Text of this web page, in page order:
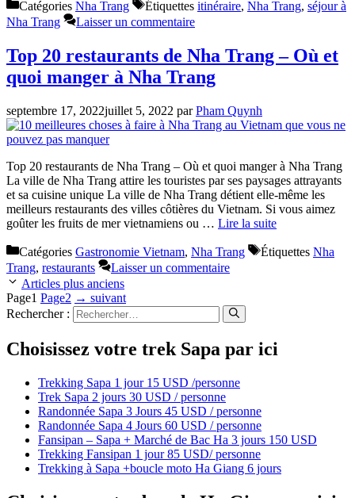
Catégories Nha Trang Étiquettes itinéraire, Nha Trang, séjour à
Nha Trang
Laisser un commentaire
Top 20 restaurants de Nha Trang – Où et
quoi manger à Nha Trang
septembre 17, 2022juillet 5, 2022 parPham Quynh
Top 20 restaurants de Nha Trang – Où et quoi manger à Nha Trang
La ville de Nha Trang attire les touristes par ses paysages attrayants
et sa cuisine unique La ville de Nha Trang détient elle-même les
meilleurs restaurants des villes côtières du Vietnam. Si vous aimez
goûter les fruits de mer vietnamiens ou … Lire la suite
Catégories Gastronomie Vietnam, Nha Trang Étiquettes Nha
Trang, restaurants
Laisser un commentaire
Articles plus anciens
Page1 Page2 → suivant
Rechercher :
Choisissez votre trek Sapa par ici
Trekking Sapa 1 jour 15 USD /personne
Trek Sapa 2 jours 30 USD / personne
Randonnée Sapa 3 Jours 45 USD / personne
Randonnée Sapa 4 Jours 60 USD / personne
Fansipan – Sapa + Marché de Bac Ha 3 jours 150 USD
Trekking Fansipan 1 jour 85 USD/ personne
Trekking à Sapa +boucle moto Ha Giang 6 jours